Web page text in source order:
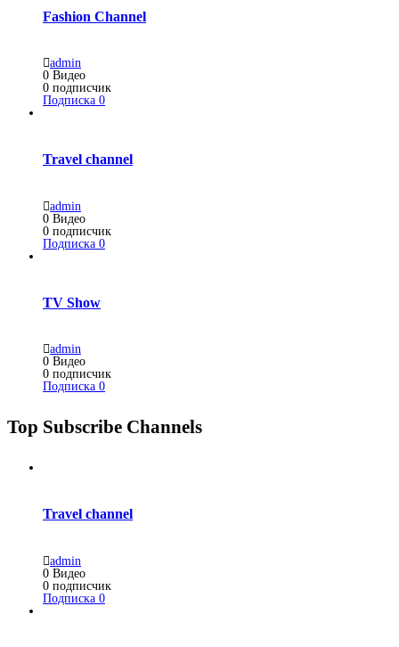
Fashion Channel
admin
0 Видео
0 подписчик
Подписка 0
Travel channel
admin
0 Видео
0 подписчик
Подписка 0
TV Show
admin
0 Видео
0 подписчик
Подписка 0
Top Subscribe Channels
Travel channel
admin
0 Видео
0 подписчик
Подписка 0